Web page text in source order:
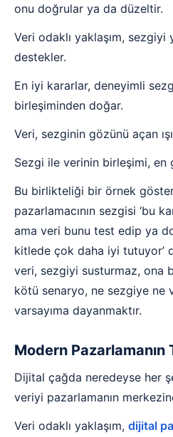
onu doğrular ya da düzeltir.
Veri odaklı yaklaşım, sezgiyi
destekler.
En iyi kararlar, deneyimli
birleşiminden doğar.
Veri, sezginin gözünü açan
Sezgi ile verinin birleşimi, en
Bu birlikteliği bir örnek
pazarlamacının sezgisi ‘bu
ama veri bunu test edip ya
kitlede çok daha iyi tutuyor’
veri, sezgiyi susturmaz, ona
kötü senaryo, ne sezgiye ne
varsayıma dayanmaktır.
Modern Pazarlamanın
Dijital çağda neredeyse her
veriyi pazarlamanın
Veri odaklı yaklaşım, dijital